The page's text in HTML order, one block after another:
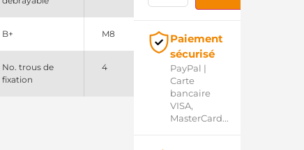
B+ M8
No. trous de
fixation
4
Paiement
sécurisé
PayPal |
Carte
bancaire
VISA,
MasterCard...